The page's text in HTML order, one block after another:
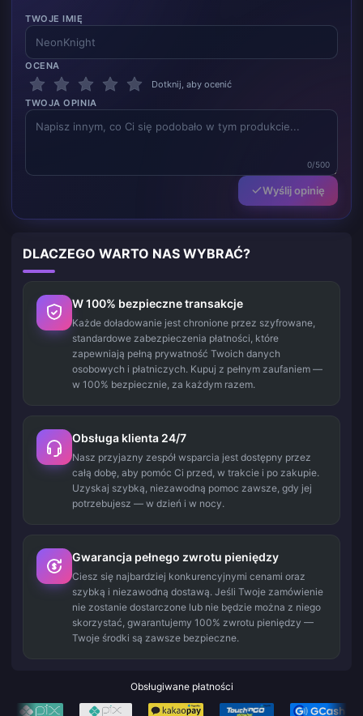
TWOJE IMIĘ
OCENA
Dotknij, aby ocenić
TWOJA OPINIA
0/500
Wyślij opinię
DLACZEGO WARTO NAS WYBRAĆ?
W 100% bezpieczne transakcje
Każde doładowanie jest chronione przez szyfrowane,
standardowe zabezpieczenia płatności, które
zapewniają pełną prywatność Twoich danych
osobowych i płatniczych. Kupuj z pełnym zaufaniem —
w 100% bezpiecznie, za każdym razem.
Obsługa klienta 24/7
Nasz przyjazny zespół wsparcia jest dostępny przez
całą dobę, aby pomóc Ci przed, w trakcie i po zakupie.
Uzyskaj szybką, niezawodną pomoc zawsze, gdy jej
potrzebujesz — w dzień i w nocy.
Gwarancja pełnego zwrotu pieniędzy
Ciesz się najbardziej konkurencyjnymi cenami oraz
szybką i niezawodną dostawą. Jeśli Twoje zamówienie
nie zostanie dostarczone lub nie będzie można z niego
skorzystać, gwarantujemy 100% zwrotu pieniędzy —
Twoje środki są zawsze bezpieczne.
Obsługiwane płatności